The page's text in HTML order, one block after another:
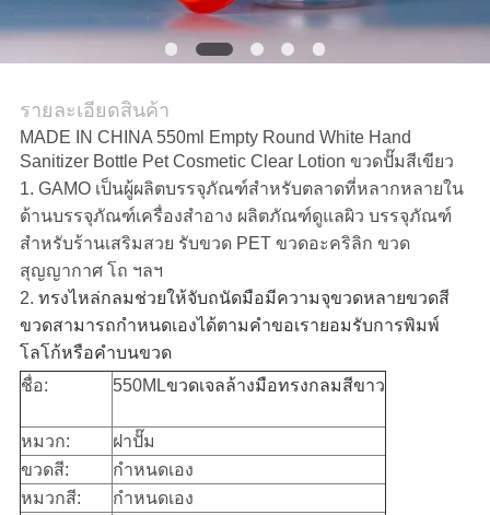
รายละเอียดสินค้า
MADE IN CHINA 550ml Empty Round White Hand
Sanitizer Bottle Pet Cosmetic Clear Lotion ขวดปั๊มสีเขียว
1. GAMO เป็นผู้ผลิตบรรจุภัณฑ์สำหรับตลาดที่หลากหลายใน
ด้านบรรจุภัณฑ์เครื่องสำอาง ผลิตภัณฑ์ดูแลผิว บรรจุภัณฑ์
สำหรับร้านเสริมสวย รับขวด PET ขวดอะคริลิก ขวด
สุญญากาศ โถ ฯลฯ
2. ทรงไหล่กลมช่วยให้จับถนัดมือมีความจุขวดหลายขวดสี
ขวดสามารถกำหนดเองได้ตามคำขอเรายอมรับการพิมพ์
โลโก้หรือคำบนขวด
ชื่อ:
550MLขวดเจลล้างมือทรงกลมสีขาว
หมวก:
ฝาปั๊ม
ขวดสี:
กำหนดเอง
หมวกสี:
กำหนดเอง